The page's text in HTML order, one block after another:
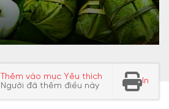
Thêm vào mục Yêu thích
Người đã thêm điều này
In